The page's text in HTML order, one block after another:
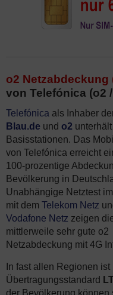
o2 Netzabdeckung
von Telefónica (o2
Telefónica als Inhaber
Blau.de und o2
Basisstationen. Das
von Telefónica erreicht
100-prozentige
Bevölkerung in
Unabhängige Netztest
mit dem Telekom Netz
Vodafone Netz zeigen
mittlerweile sehr gute o2
Netzabdeckung mit 4G
In fast allen Regionen
Übertragungsstandard
der Bevölkerung